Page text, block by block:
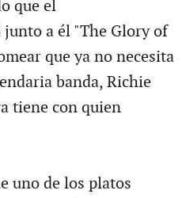
que el
a él "The Glory of
que ya no necesita
banda, Richie
tiene con quien
uno de los platos